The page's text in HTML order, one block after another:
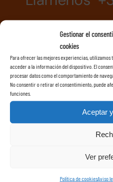
Gestionar el
cookies
Para ofrecer las mejores experiencias, utilizamos
acceder a la información del dispositivo. El
procesar datos como el comportamiento de
No consentir o retirar el consentimiento, puede
funciones.
Aceptar
Ver
Política de cookiesAviso